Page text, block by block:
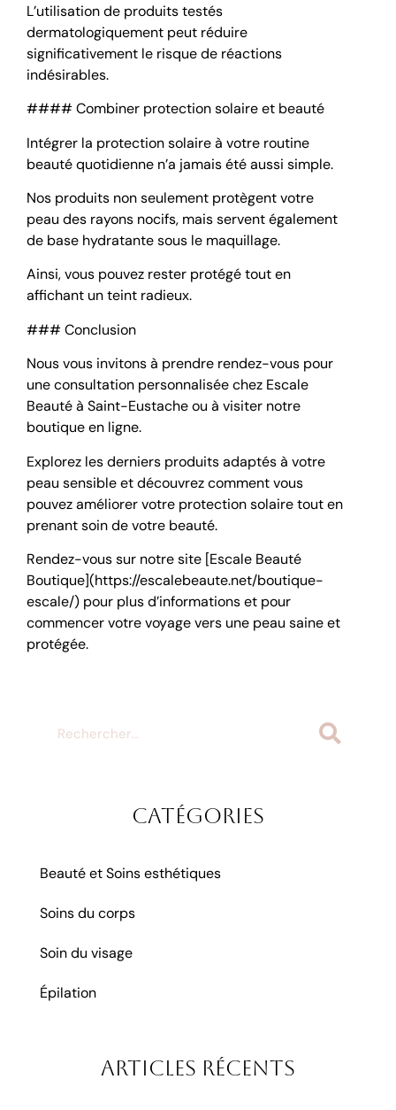
L’utilisation de produits testés
dermatologiquement peut réduire
significativement le risque de réactions
indésirables.
#### Combiner protection solaire et beauté
Intégrer la protection solaire à votre routine
beauté quotidienne n’a jamais été aussi simple.
Nos produits non seulement protègent votre
peau des rayons nocifs, mais servent également
de base hydratante sous le maquillage.
Ainsi, vous pouvez rester protégé tout en
affichant un teint radieux.
### Conclusion
Nous vous invitons à prendre rendez-vous pour
une consultation personnalisée chez Escale
Beauté à Saint-Eustache ou à visiter notre
boutique en ligne.
Explorez les derniers produits adaptés à votre
peau sensible et découvrez comment vous
pouvez améliorer votre protection solaire tout en
prenant soin de votre beauté.
Rendez-vous sur notre site [Escale Beauté
Boutique](https://escalebeaute.net/boutique-
escale/) pour plus d’informations et pour
commencer votre voyage vers une peau saine et
protégée.
Catégories
Beauté et Soins esthétiques
Soins du corps
Soin du visage
Épilation
Articles récents